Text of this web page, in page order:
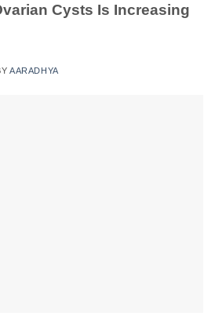
Cysts Is Increasing
AARADHYA